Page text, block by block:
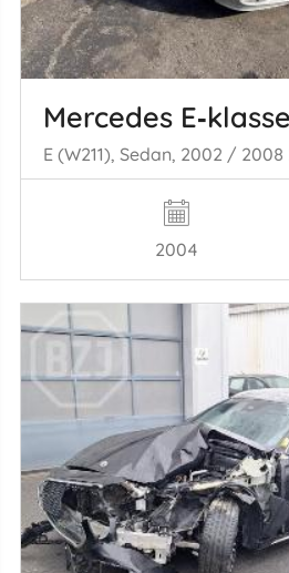
Mercedes E‑klasse
E (W211), Sedan, 2002 / 2008
2004